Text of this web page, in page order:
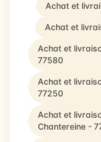
Achat et
Achat et
Achat et
77580
Achat et
77250
Achat et
Chantereine -